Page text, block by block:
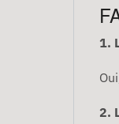
1.
2.